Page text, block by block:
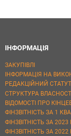
ІНФОРМАЦІЯ
ЗАКУПІВЛІ
ІНФОРМАЦІЯ НА
РЕДАКЦІЙНИЙ СТАТУТ
СТРУКТУРА
ВІДОМОСТІ ПРО
ФІНЗВІТНІСТЬ ЗА 1
ФІНЗВІТНІСТЬ ЗА 2023
ФІНЗВІТНІСТЬ ЗА 2022